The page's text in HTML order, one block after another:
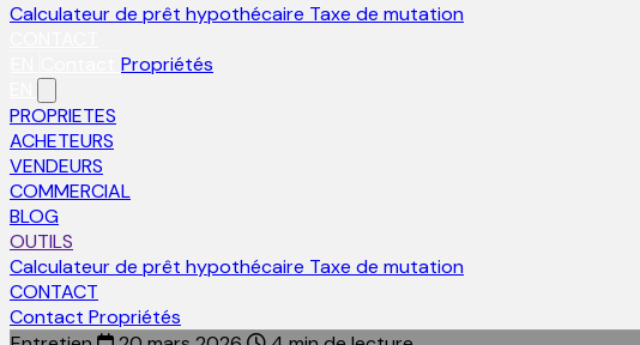
Calculateur de prêt hypothécaire Taxe de mutation
Propriétés
PROPRIETES
ACHETEURS
VENDEURS
COMMERCIAL
BLOG
OUTILS
Calculateur de prêt hypothécaire Taxe de mutation
CONTACT
Contact Propriétés